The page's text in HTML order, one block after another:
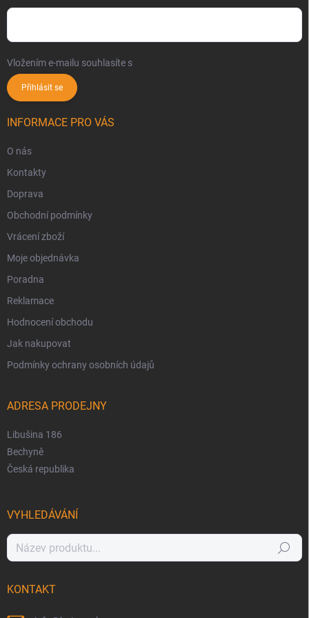
Vložením e-mailu souhlasíte s
Přihlásit se
INFORMACE PRO VÁS
O nás
Kontakty
Doprava
Obchodní podmínky
Vrácení zboží
Moje objednávka
Poradna
Reklamace
Hodnocení obchodu
Jak nakupovat
Podmínky ochrany osobních údajů
ADRESA PRODEJNY
Libušina 186
Bechyně
Česká republika
VYHLEDÁVÁNÍ
Hledat
KONTAKT